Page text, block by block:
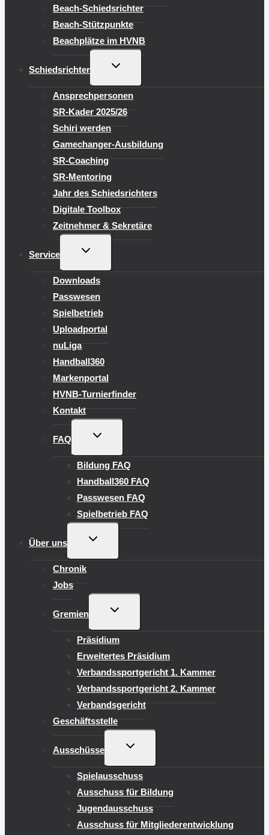
Beach-Schiedsrichter
Beach-Stützpunkte
Beachplätze im HVNB
Schiedsrichter
UNTERMENÜ
Ansprechpersonen
SR-Kader 2025/26
Schiri werden
Gamechanger-Ausbildung
SR-Coaching
SR-Mentoring
Jahr des Schiedsrichters
Digitale Toolbox
Zeitnehmer & Sekretäre
Service
UNTERMENÜ
Downloads
Passwesen
Spielbetrieb
Uploadportal
nuLiga
Handball360
Markenportal
HVNB-Turnierfinder
Kontakt
FAQ
UNTERMENÜ
Bildung FAQ
Handball360 FAQ
Passwesen FAQ
Spielbetrieb FAQ
Über uns
UNTERMENÜ
Chronik
Jobs
Gremien
UNTERMENÜ
Präsidium
Erweitertes Präsidium
Verbandssportgericht 1. Kammer
Verbandssportgericht 2. Kammer
Verbandsgericht
Geschäftsstelle
Ausschüsse
UNTERMENÜ
Spielausschuss
Ausschuss für Bildung
Jugendausschuss
Ausschuss für Mitgliederentwicklung